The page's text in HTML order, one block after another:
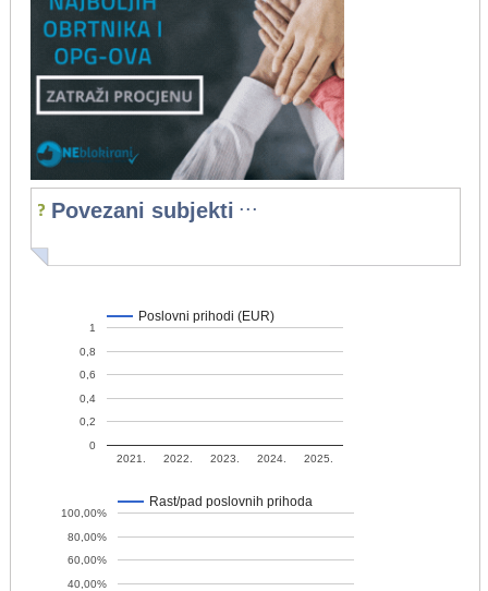
Povezani subjekti ...
Poslovni prihodi (EUR)
2021. 2022. 2023. 2024. 2025.
0
0,2
0,4
0,6
0,8
1
Rast/pad poslovnih prihoda
40,00%
60,00%
80,00%
100,00%